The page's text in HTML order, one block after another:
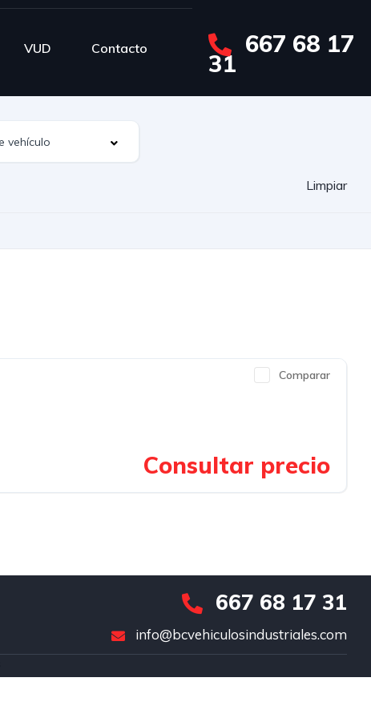
VUD Contacto 667 68 17
31
Limpiar
Comparar
Consultar precio
667 68 17 31
info@bcvehiculosindustriales.com